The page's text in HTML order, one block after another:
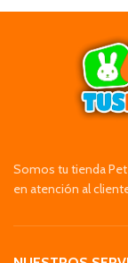
Somos tu tienda
en atención al